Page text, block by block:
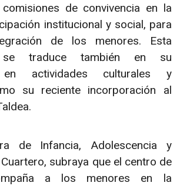
de convivencia en la
institucional y social, para
de los menores. Esta
se traduce también en su
en actividades culturales y
su reciente incorporación al
de Infancia, Adolescencia y
subraya que el centro de
a los menores en la